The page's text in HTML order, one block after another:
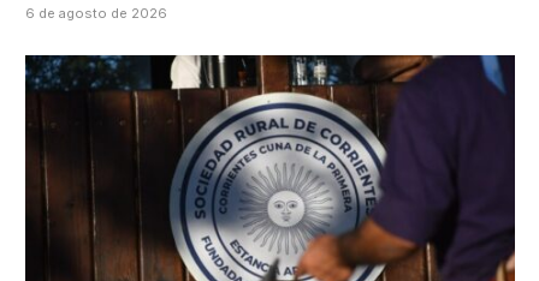
6 de agosto de 2026